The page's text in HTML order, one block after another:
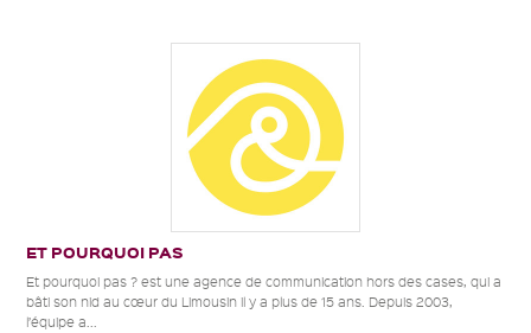
ET POURQUOI PAS
Et pourquoi pas ? est une agence de communication hors des cases, qui a
bâti son nid au cœur du Limousin il y a plus de 15 ans. Depuis 2003,
l’équipe a...